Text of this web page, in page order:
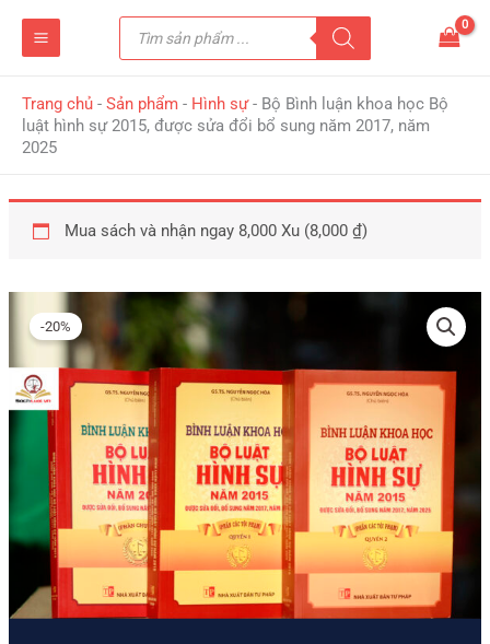
Tìm
kiếm
sản
Trang chủ - Sản phẩm - Hình sự- Bộ Bình luận khoa học Bộ
luật hình sự 2015, được sửa đổi bổ sung năm 2017, năm
2025
Mua sách và nhận ngay 8,000 Xu (8,000 ₫)
-20%
Giá
gốc
là:
1,000,000 ₫.
là:
800,000 ₫.
Bộ
Bình
luận
khoa
Bộ
luật
hình
sự
2015,
được
đổi